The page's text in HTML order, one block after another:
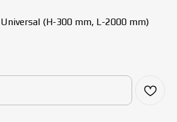
(H-300 mm, L-2000 mm)